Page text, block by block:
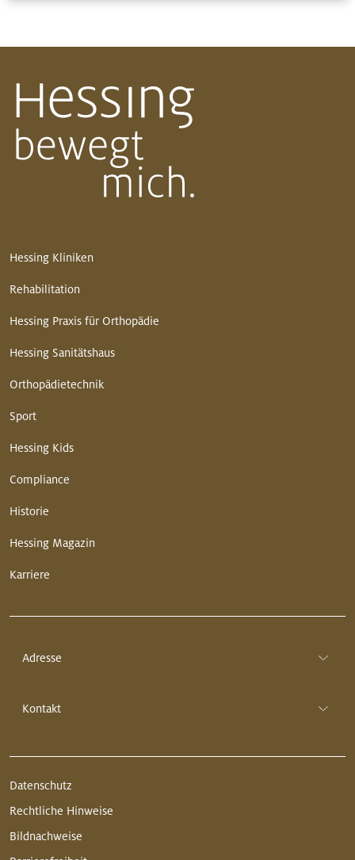
Hessing Kliniken
Rehabilitation
Hessing Praxis für Orthopädie
Hessing Sanitätshaus
Orthopädietechnik
Sport
Hessing Kids
Compliance
Historie
Hessing Magazin
Karriere
Adresse
Kontakt
Datenschutz
Rechtliche Hinweise
Bildnachweise